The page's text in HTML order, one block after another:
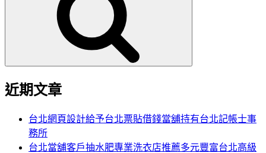
近期文章
台北網頁設計給予台北票貼借錢當舖持有台北記帳士事
務所
台北當舖客戶抽水肥專業洗衣店推薦多元豐富台北高級